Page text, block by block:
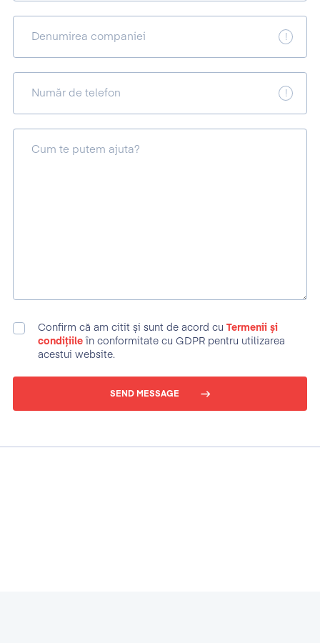
Denumirea companiei
Număr de telefon
Cum te putem ajuta?
Confirm că am citit și sunt de acord cu Termenii și
condițiile în conformitate cu GDPR pentru utilizarea
acestui website.
SEND MESSAGE